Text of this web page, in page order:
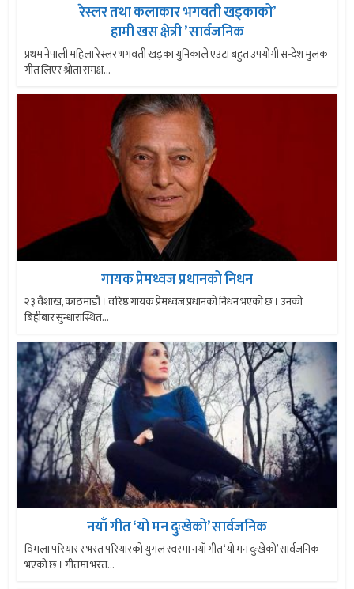
रेस्लर तथा कलाकार भगवती खड्काको’
हामी खस क्षेत्री ’ सार्वजनिक
प्रथम नेपाली महिला रेस्लर भगवती खड्का युनिकाले एउटा बहुत उपयोगी सन्देश मुलक
गीत लिएर श्रोता समक्ष...
गायक प्रेमध्वज प्रधानको निधन
२३ वैशाख, काठमाडौं । वरिष्ठ गायक प्रेमध्वज प्रधानको निधन भएको छ । उनको
बिहीबार सुन्धारास्थित...
नयाँ गीत ‘यो मन दुःखेको’ सार्वजनिक
विमला परियार र भरत परियारको युगल स्वरमा नयाँ गीत ‘यो मन दुःखेको’ सार्वजनिक
भएको छ । गीतमा भरत...